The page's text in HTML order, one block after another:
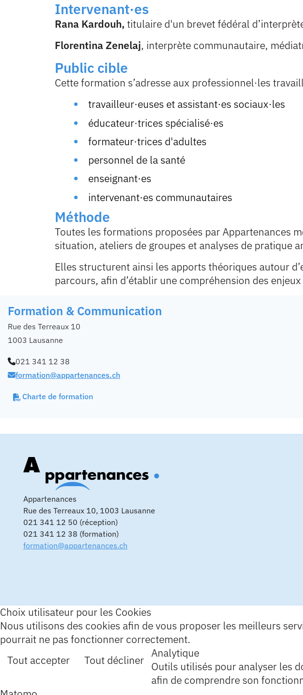
Intervenant·es
Rana Kardouh, titulaire d'un brevet fédéral
Florentina Zenelaj, interprète communautaire,
Public cible
Cette formation s’adresse aux professionnel·les
travailleur·euses et assistant·es sociaux·les
éducateur·trices spécialisé·es
formateur·trices d'adultes
personnel de la santé
enseignant·es
intervenant·es communautaires
Méthode
Toutes les formations proposées par Appartenances
situation, ateliers de groupes et analyses de pratique
Elles structurent ainsi les apports théoriques autour
parcours, afin d’établir une compréhension des
Formation & Communication
Rue des Terreaux 10
1003 Lausanne
021 341 12 38
formation@appartenances.ch
Charte de formation
Appartenances
Rue des Terreaux 10, 1003 Lausanne
021 341 12 50 (réception)
021 341 12 38 (formation)
formation@appartenances.ch
Choix utilisateur pour les Cookies
Nous utilisons des cookies afin de vous proposer les meilleurs
pourrait ne pas fonctionner correctement.
Tout accepter
Tout décliner
Analytique
Outils utilisés pour analyser les
afin de comprendre son